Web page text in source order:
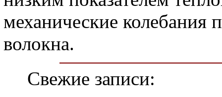
механические колебания
волокна.
Свежие записи: